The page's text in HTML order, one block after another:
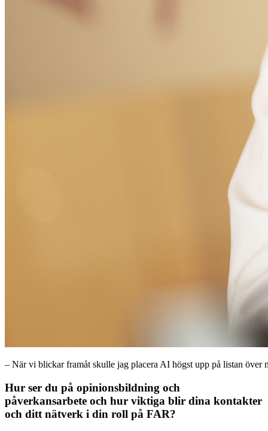
– När vi blickar framåt skulle jag placera AI högst upp på listan över
Hur ser du på opinionsbildning och
påverkansarbete och hur viktiga blir dina kontakter
och ditt nätverk i din roll på FAR?